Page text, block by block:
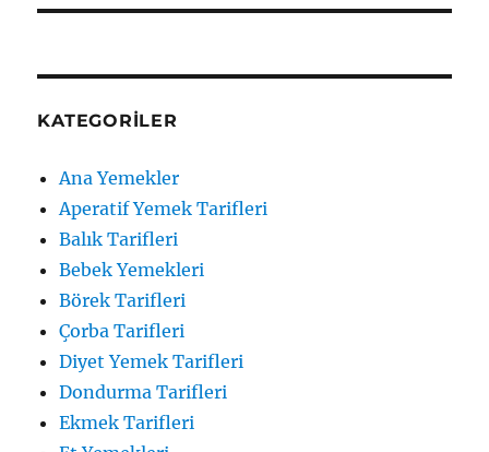
KATEGORILER
Ana Yemekler
Aperatif Yemek Tarifleri
Balık Tarifleri
Bebek Yemekleri
Börek Tarifleri
Çorba Tarifleri
Diyet Yemek Tarifleri
Dondurma Tarifleri
Ekmek Tarifleri